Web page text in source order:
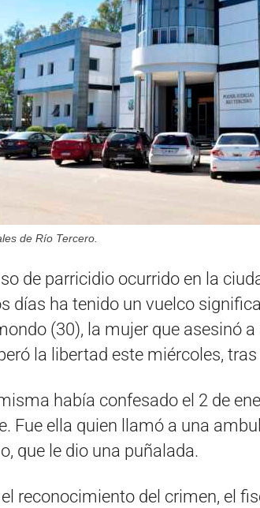
de Río Tercero.
de parricidio ocurrido en la
días ha tenido un vuelco
(30), la mujer que asesinó
la libertad este miércoles,
había confesado el 2 de
Fue ella quien llamó a una
que le dio una puñalada.
reconocimiento del crimen, el